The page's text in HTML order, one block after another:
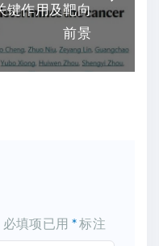
键作用及靶向
前景
必填项已用 *标注